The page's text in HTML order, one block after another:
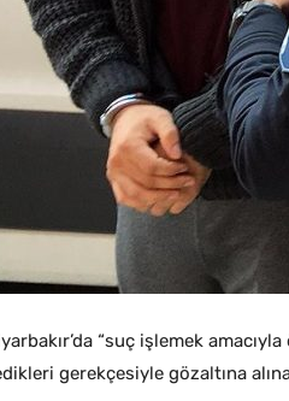
“suç işlemek
gerekçesiyle gözaltına